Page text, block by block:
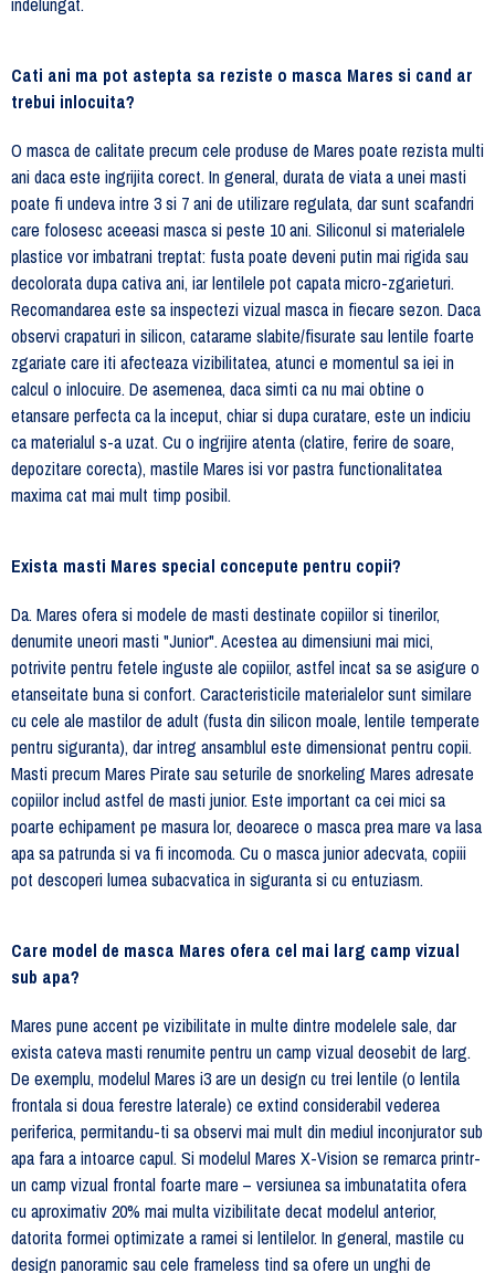
Cati ani ma pot astepta sa reziste o masca Mares si cand ar
trebui inlocuita?
O masca de calitate precum cele produse de Mares poate rezista multi
ani daca este ingrijita corect. In general, durata de viata a unei masti
poate fi undeva intre 3 si 7 ani de utilizare regulata, dar sunt scafandri
care folosesc aceeasi masca si peste 10 ani. Siliconul si materialele
plastice vor imbatrani treptat: fusta poate deveni putin mai rigida sau
decolorata dupa cativa ani, iar lentilele pot capata micro-zgarieturi.
Recomandarea este sa inspectezi vizual masca in fiecare sezon. Daca
observi crapaturi in silicon, catarame slabite/fisurate sau lentile foarte
zgariate care iti afecteaza vizibilitatea, atunci e momentul sa iei in
calcul o inlocuire. De asemenea, daca simti ca nu mai obtine o
etansare perfecta ca la inceput, chiar si dupa curatare, este un indiciu
ca materialul s-a uzat. Cu o ingrijire atenta (clatire, ferire de soare,
depozitare corecta), mastile Mares isi vor pastra functionalitatea
maxima cat mai mult timp posibil.
Exista masti Mares special concepute pentru copii?
Da. Mares ofera si modele de masti destinate copiilor si tinerilor,
denumite uneori masti "Junior". Acestea au dimensiuni mai mici,
potrivite pentru fetele inguste ale copiilor, astfel incat sa se asigure o
etanseitate buna si confort. Caracteristicile materialelor sunt similare
cu cele ale mastilor de adult (fusta din silicon moale, lentile temperate
pentru siguranta), dar intreg ansamblul este dimensionat pentru copii.
Masti precum Mares Pirate sau seturile de snorkeling Mares adresate
copiilor includ astfel de masti junior. Este important ca cei mici sa
poarte echipament pe masura lor, deoarece o masca prea mare va lasa
apa sa patrunda si va fi incomoda. Cu o masca junior adecvata, copiii
pot descoperi lumea subacvatica in siguranta si cu entuziasm.
Care model de masca Mares ofera cel mai larg camp vizual
sub apa?
Mares pune accent pe vizibilitate in multe dintre modelele sale, dar
exista cateva masti renumite pentru un camp vizual deosebit de larg.
De exemplu, modelul Mares i3 are un design cu trei lentile (o lentila
frontala si doua ferestre laterale) ce extind considerabil vederea
periferica, permitandu-ti sa observi mai mult din mediul inconjurator sub
apa fara a intoarce capul. Si modelul Mares X-Vision se remarca printr-
un camp vizual frontal foarte mare – versiunea sa imbunatatita ofera
cu aproximativ 20% mai multa vizibilitate decat modelul anterior,
datorita formei optimizate a ramei si lentilelor. In general, mastile cu
design panoramic sau cele frameless tind sa ofere un unghi de